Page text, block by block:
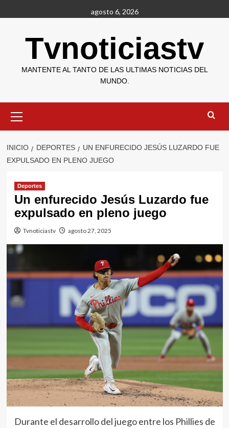
al
agosto 6, 2026
Tvnoticiastv
MANTENTE AL TANTO DE LAS ULTIMAS NOTICIAS DEL
MUNDO.
primario
INICIO DEPORTES
UN ENFURECIDO JESÚS LUZARDO FUE
EXPULSADO EN PLENO JUEGO
Deportes
Un enfurecido Jesús Luzardo fue
expulsado en pleno juego
Tvnoticiastv agosto 27, 2025
Durante el desarrollo del juego entre los Phillies de